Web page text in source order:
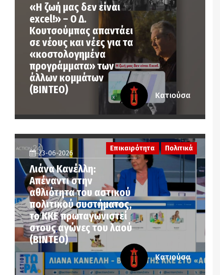
«Η ζωή μας δεν είναι
excel!» – Ο Δ.
Κουτσούμπας απαντάει
σε νέους και νέες για τα
«κοστολογημένα
προγράμματα» των
άλλων κομμάτων
(ΒΙΝΤΕΟ)
Κατιούσα
23-06-2026
Λιάνα Κανέλλη:
Απέναντι στην
αθλιότητα του αστικού
πολιτικού συστήματος,
το ΚΚΕ πρωταγωνιστεί
στους αγώνες του λαού
(ΒΙΝΤΕΟ)
Επικαιρότητα Πολιτικά
Κατιούσα